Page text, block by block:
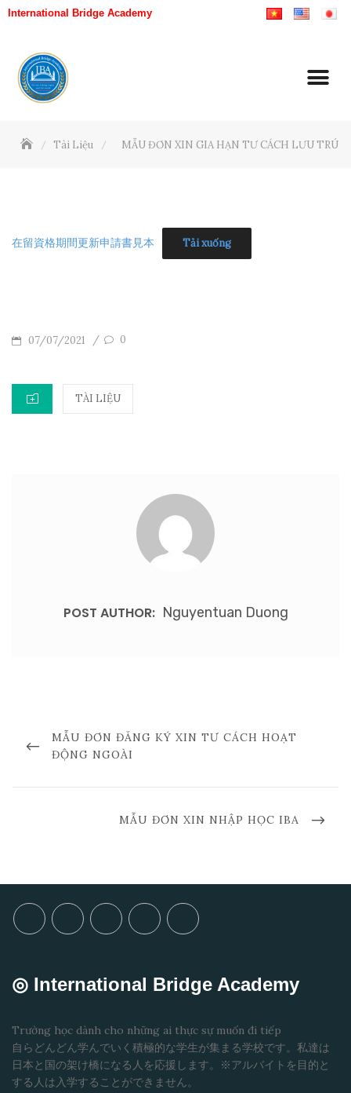
International Bridge Academy
Tài Liệu MẪU ĐƠN XIN GIA HẠN TƯ CÁCH LƯU TRÚ
在留資格期間更新申請書見本 Tải xuống
07/07/2021 / 0
TÀI LIỆU
POST AUTHOR: Nguyentuan Duong
MẪU ĐƠN ĐĂNG KÝ XIN TƯ CÁCH HOẠT
ĐỘNG NGOÀI
MẪU ĐƠN XIN NHẬP HỌC IBA
◎ International Bridge Academy
Trường học dành cho những ai thực sự muốn đi tiếp
自らどんどん学んでいく積極的な学生が集まる学校です。私達は
日本と国の架け橋になる人を応援します。※アルバイトを目的と
する人は入学することができません。